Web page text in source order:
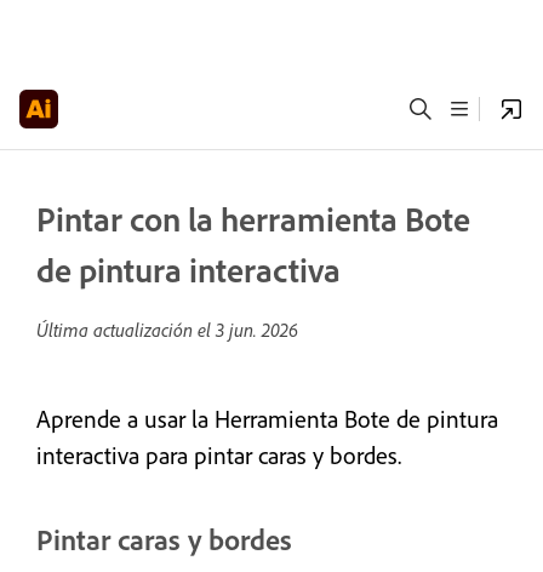
Pintar con la herramienta Bote
de pintura interactiva
Última actualización el 3 jun. 2026
Aprende a usar la Herramienta Bote de pintura
interactiva para pintar caras y bordes.
Pintar caras y bordes